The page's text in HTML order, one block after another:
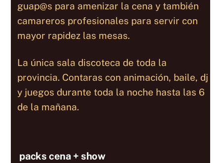
guap@s para amenizar la cena y también
camareros profesionales para servir con
mayor rapidez las mesas.
La única sala discoteca de toda la
provincia. Contaras con animación, baile, dj
y juegos durante toda la noche hasta las 6
de la mañana.
packs cena + show